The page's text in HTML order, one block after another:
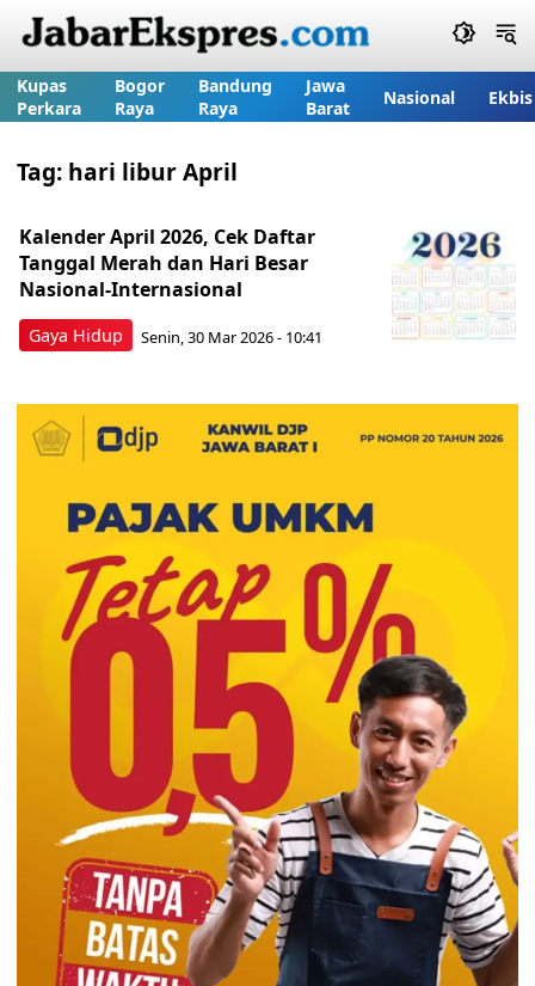
Kupas
Perkara
Bogor
Raya
Bandung
Raya
Jawa
Barat
Nasional Ekbis
Tag: hari libur April
Gaya Hidup
Kalender April 2026, Cek Daftar
Tanggal Merah dan Hari Besar
Nasional-Internasional
Senin, 30 Mar 2026 - 10:41